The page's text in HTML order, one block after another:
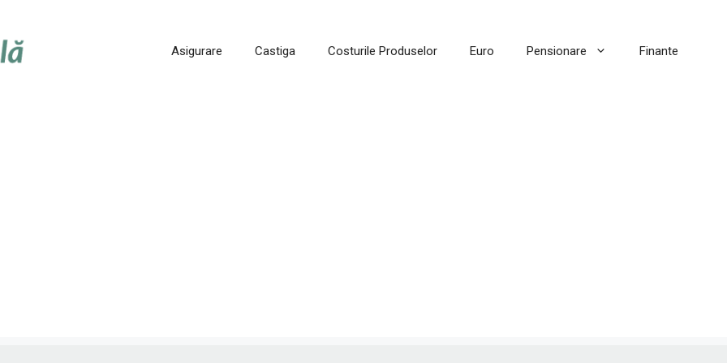
Asigurare Castiga Costurile Produselor Euro Pensionare Finante